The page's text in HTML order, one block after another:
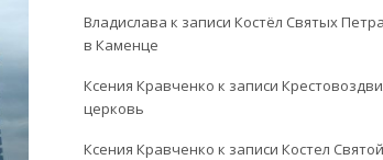
Владислава к записи Костёл Святых
в Каменце
Ксения Кравченко к записи
церковь
Ксения Кравченко к записи Костел